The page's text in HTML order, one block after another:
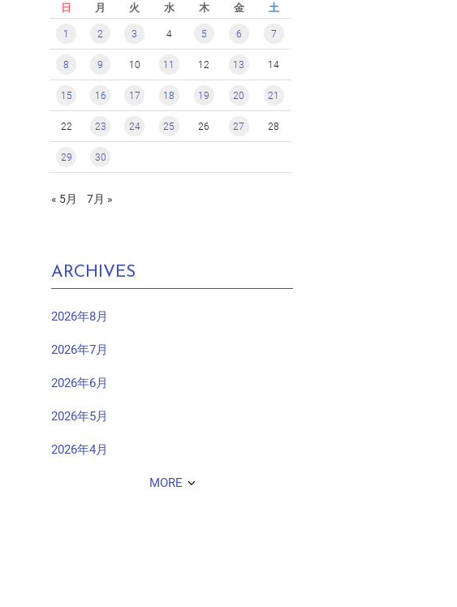
日 月 火 水 木 金 土
1 2 3 4 5 6 7
8 9 10 11 12 13 14
15 16 17 18 19 20 21
22 23 24 25 26 27 28
29 30
« 5月 7月 »
ARCHIVES
2026年8月
2026年7月
2026年6月
2026年5月
2026年4月
MORE